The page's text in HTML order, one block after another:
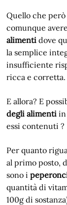
Quello che
comunque
alimentidove
la semplice
insufficiente
ricca e corretta.
E allora? E
degli alimenti in
essi contenuti ?
Per quanto
al primo posto,
sono i
quantità di
100g di